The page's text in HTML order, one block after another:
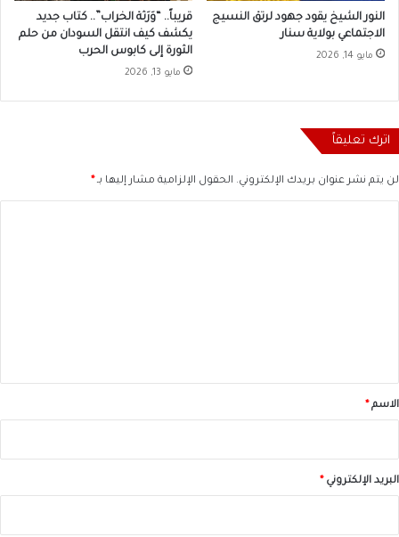
النور الشيخ يقود جهود لرتق النسيج
الاجتماعي بولاية سنار
مايو 14, 2026
قريباً.. “وَرَثة الخراب”.. كتاب جديد
يكشف كيف انتقل السودان من حلم
الثورة إلى كابوس الحرب
مايو 13, 2026
اترك تعليقاً
لن يتم نشر عنوان بريدك الإلكتروني. الحقول الإلزامية مشار إليها بـ *
*الاسم *
البريد الإلكتروني *